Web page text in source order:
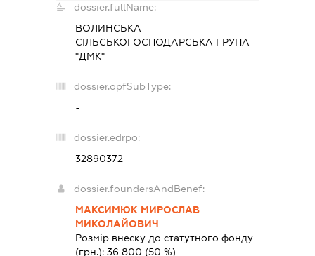
dossier.fullName:
ВОЛИНСЬКА
СІЛЬСЬКОГОСПОДАРСЬКА ГРУПА
"ДМК"
dossier.opfSubType:
-
dossier.edrpo:
32890372
dossier.foundersAndBenef:
МАКСИМЮК МИРОСЛАВ
МИКОЛАЙОВИЧ
Розмір внеску до статутного фонду
(грн.): 36 800 (50 %)